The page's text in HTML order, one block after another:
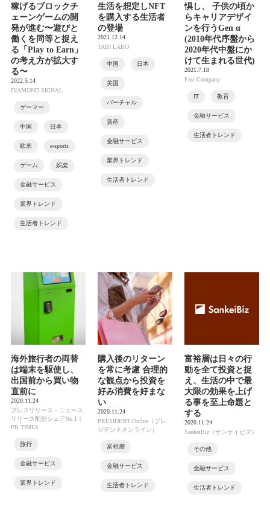
稼げるブロックチ
ェーンゲームの開
発が進む〜遊びと
働くを同等と捉え
る「Play to Earn」
の考え方が拡大す
る〜
2022.5.14
DIAMOND SIGNAL
ゲーマー
中国 日本
欧米 e-sports
ゲーム 娯楽
金融サービス
業界トレンド
生活者トレンド
生活を想定しNFT
を購入する生活者
の登場
2021.12.14
TABI LABO
中国 日本
美国
バーチャル
資産
金融サービス
業界トレンド
生活者トレンド
惧し、 子供の頃か
らキャリアデザイ
ンを行うGen α
(2010年代序盤から
2020年代中盤にか
けて生まれる世代)
2021.7.18
Fast Company
IT 教育
金融サービス
生活者トレンド
海外旅行者の両替
は端末を駆使し、
出国前から買い物
直前に
2020.11.24
プレスリリース・ニュース
リリース配信シェアNo.1｜
PR TIMES
旅行
金融サービス
業界トレンド
購入後のリターン
を常に考慮 合理的
な観点から投資を
好み消費を好まな
い
2020.11.24
PRESIDENT Online（プレ
ジデントオンライン）
富裕層
金融サービス
生活者トレンド
富裕層は日々の行
動を全て投資と捉
え、生活の中で最
大限の効果を上げ
る事を至上命題と
する
2020.11.24
SankeiBiz（サンケイビズ）
その他
金融サービス
生活者トレンド